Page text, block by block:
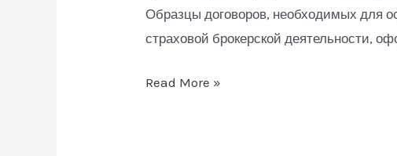
Образцы договоров, необходимых для
страховой брокерской деятельности,
брокерской
деятельности,
лицензию
Read More »